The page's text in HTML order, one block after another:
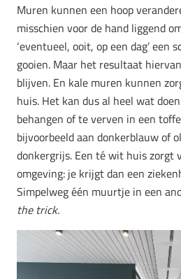
Muren kunnen een hoop
misschien voor de hand liggend
‘eventueel, ooit, op een dag’ een
gooien. Maar het resultaat
blijven. En kale muren kunnen
huis. Het kan dus al heel wat
behangen of te verven in een
bijvoorbeeld aan donkerblauw of
donkergrijs. Een té wit huis zorgt
omgeving: je krijgt dan een
Simpelweg één muurtje in een
the trick.